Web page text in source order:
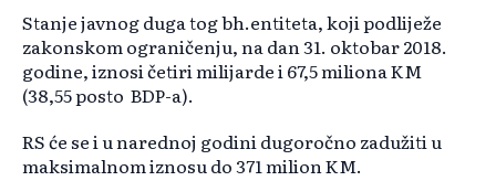
Stanje javnog duga tog bh.entiteta, koji podliježe
zakonskom ograničenju, na dan 31. oktobar 2018.
godine, iznosi četiri milijarde i 67,5 miliona KM
(38,55 posto BDP-a).
RS će se i u narednoj godini dugoročno zadužiti u
maksimalnom iznosu do 371 milion KM.